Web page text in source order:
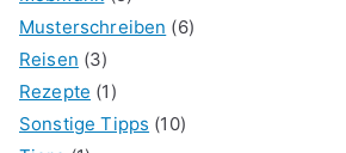
Musterschreiben (6)
Reisen (3)
Rezepte (1)
Sonstige Tipps (10)